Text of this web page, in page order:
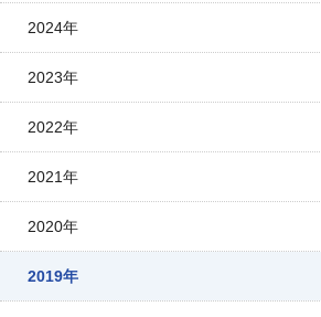
2024年
2023年
2022年
2021年
2020年
2019年